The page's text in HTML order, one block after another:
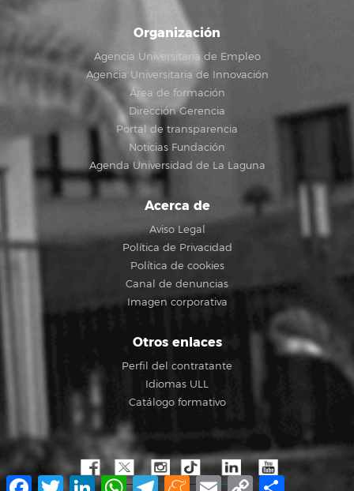
Organización
Agencia Universitaria de Empleo
Agencia Universitaria de Innovación
Área de formación
Dirección Gerencia
Portal de transparencia
Noticias Fundación
Agenda Universidad de La Laguna
Acerca de
Aviso Legal
Política de Privacidad
Política de cookies
Canal de denuncias
Imagen corporativa
Otros enlaces
Perfil del contratante
Idiomas ULL
Catálogo formativo
Facebook
TwitterLinkedInWhatsApp
TelegramMeneame
Email Copy